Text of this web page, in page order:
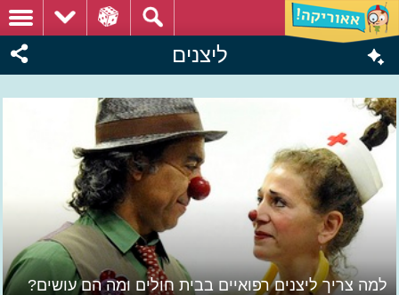
ליצנים
למה צריך ליצנים רפואיים בבית חולים ומה הם עושים?